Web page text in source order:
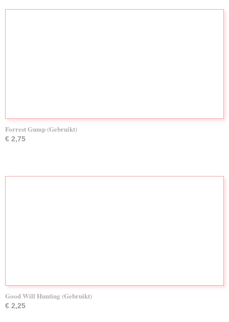
Forrest Gump (Gebruikt)
€ 2,75
Good Will Hunting (Gebruikt)
€ 2,25